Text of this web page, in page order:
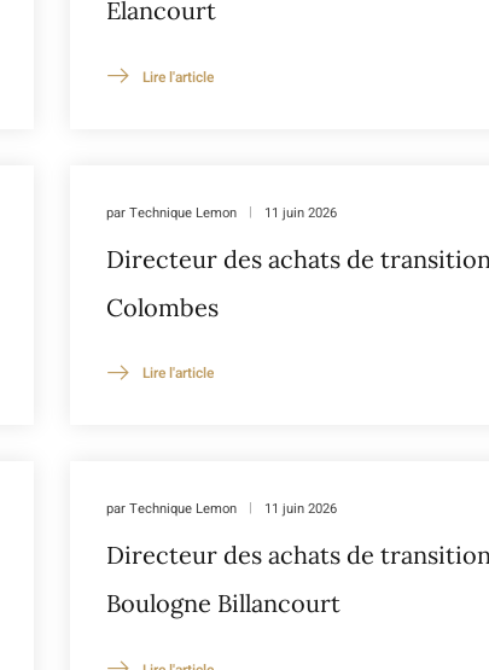
Elancourt
Lire l'article
parTechnique Lemon 11 juin 2026
Directeur des achats de transition
Colombes
Lire l'article
parTechnique Lemon 11 juin 2026
Directeur des achats de
Boulogne Billancourt